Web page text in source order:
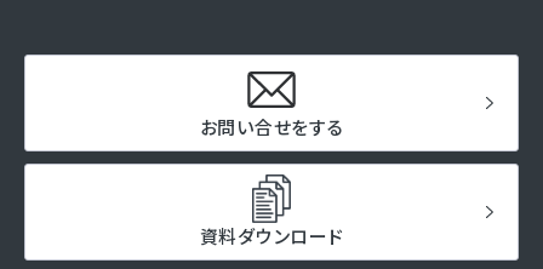
お問い合せをする
資料ダウンロード